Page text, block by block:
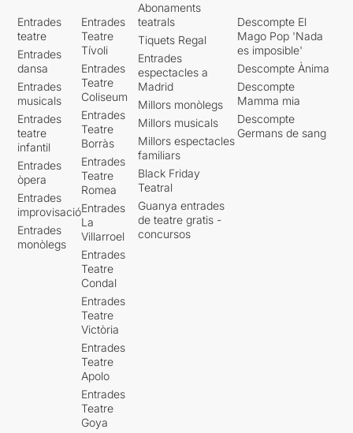
Entrades
teatre
Entrades
dansa
Entrades
musicals
Entrades
teatre
infantil
Entrades
òpera
Entrades
improvisació
Entrades
monòlegs
Entrades
Teatre
Tívoli
Entrades
Teatre
Coliseum
Entrades
Teatre
Borràs
Entrades
Teatre
Romea
Entrades
La
Villarroel
Entrades
Teatre
Condal
Entrades
Teatre
Victòria
Entrades
Teatre
Apolo
Entrades
Teatre
Goya
Abonaments
teatrals
Tiquets Regal
Entrades
espectacles a
Madrid
Millors monòlegs
Millors musicals
Millors espectacles
familiars
Black Friday
Teatral
Guanya entrades
de teatre gratis -
concursos
Descompte El
Mago Pop 'Nada
es imposible'
Descompte Ànima
Descompte
Mamma mia
Descompte
Germans de sang